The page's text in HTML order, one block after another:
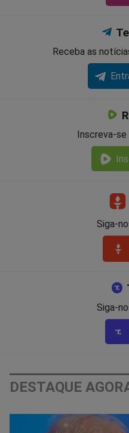
Receba as
Inscreva-se
Siga-
Siga-
DESTAQUE